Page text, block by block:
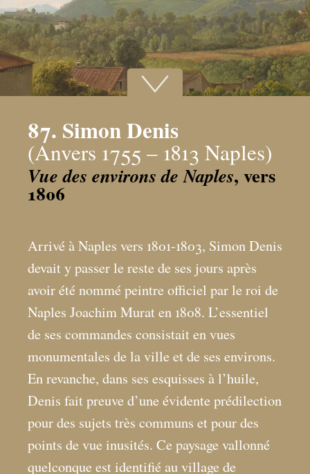
87. Simon Denis
(Anvers 1755 – 1813 Naples)
Vue des environs de Naples, vers
1806
Arrivé à Naples vers 1801-1803, Simon Denis
devait y passer le reste de ses jours après
avoir été nommé peintre officiel par le roi de
Naples Joachim Murat en 1808. L’essentiel
de ses commandes consistait en vues
monumentales de la ville et de ses environs.
En revanche, dans ses esquisses à l’huile,
Denis fait preuve d’une évidente prédilection
pour des sujets très communs et pour des
points de vue inusités. Ce paysage vallonné
quelconque est identifié au village de